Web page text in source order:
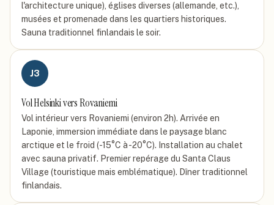
l'architecture unique), églises diverses (allemande, etc.),
musées et promenade dans les quartiers historiques.
Sauna traditionnel finlandais le soir.
J3
Vol Helsinki vers Rovaniemi
Vol intérieur vers Rovaniemi (environ 2h). Arrivée en
Laponie, immersion immédiate dans le paysage blanc
arctique et le froid (-15°C à -20°C). Installation au chalet
avec sauna privatif. Premier repérage du Santa Claus
Village (touristique mais emblématique). Dîner traditionnel
finlandais.